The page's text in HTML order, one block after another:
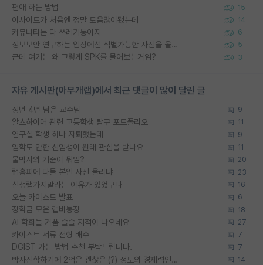
편애 하는 방법 15
이사이트가 처음엔 정말 도움많이됐는데 14
커뮤니티는 다 쓰레기통이지 6
정보보안 연구하는 입장에선 식별가능한 사진을 올리는건 비추이긴함 5
근데 여기는 왜 그렇게 SPK를 물어보는거임? 3
자유 게시판(아무개랩)에서 최근 댓글이 많이 달린 글
정년 4년 남은 교수님 9
알츠하이머 관련 고등학생 탐구 포트폴리오 11
연구실 학생 하나 자퇴했는데 9
입학도 안한 신입생이 원래 관심을 받나요 11
물박사의 기준이 뭐임? 20
랩홈피에 다들 본인 사진 올리냐 23
신생랩가지말라는 이유가 있었구나 16
오늘 카이스트 발표 6
장학금 모은 랩비통장 18
AI 학회들 거품 슬슬 지적이 나오네요 27
카이스트 서류 전형 배수 7
DGIST 가는 방법 추천 부탁드립니다. 7
박사진학하기에 2억은 괜찮은 (?) 정도의 경제력인가요 14